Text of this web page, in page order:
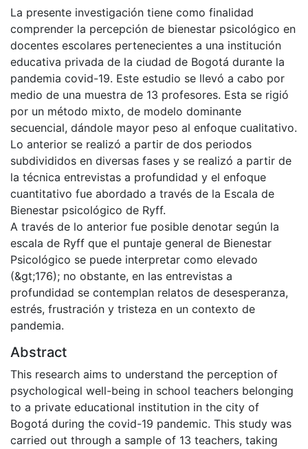
La presente investigación tiene como finalidad
comprender la percepción de bienestar psicológico en
docentes escolares pertenecientes a una institución
educativa privada de la ciudad de Bogotá durante la
pandemia covid-19. Este estudio se llevó a cabo por
medio de una muestra de 13 profesores. Esta se rigió
por un método mixto, de modelo dominante
secuencial, dándole mayor peso al enfoque cualitativo.
Lo anterior se realizó a partir de dos periodos
subdivididos en diversas fases y se realizó a partir de
la técnica entrevistas a profundidad y el enfoque
cuantitativo fue abordado a través de la Escala de
Bienestar psicológico de Ryff.
A través de lo anterior fue posible denotar según la
escala de Ryff que el puntaje general de Bienestar
Psicológico se puede interpretar como elevado
(&gt;176); no obstante, en las entrevistas a
profundidad se contemplan relatos de desesperanza,
estrés, frustración y tristeza en un contexto de
pandemia.
Abstract
This research aims to understand the perception of
psychological well-being in school teachers belonging
to a private educational institution in the city of
Bogotá during the covid-19 pandemic. This study was
carried out through a sample of 13 teachers, taking